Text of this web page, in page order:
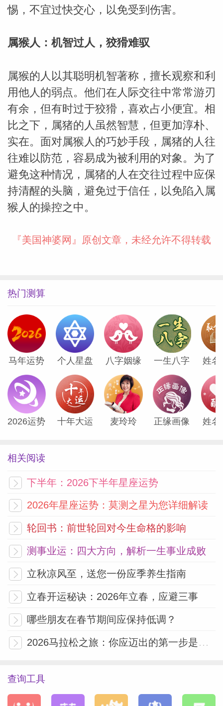
惕，不宜过快交心，以免受到伤害。
属猴人：机智过人，狡猾难驭
属猴的人以其聪明机智著称，擅长观察和利
用他人的弱点。他们在人际交往中常常游刃
有余，但有时过于狡猾，喜欢占小便宜。相
比之下，属猪的人虽然智慧，但更加淳朴、
实在。面对属猴人的巧妙手段，属猪的人往
往难以防范，容易成为被利用的对象。为了
避免这种情况，属猪的人在交往过程中应保
持清醒的头脑，避免过于信任，以免陷入属
猴人的操控之中。
『美国神婆网』原创文章，未经允许不得转载
热门测算
马年运势 个人星盘 八字姻缘 一生八字 姓名
2026运势 十年大运 麦玲玲 正缘画像 姓名
相关阅读
下半年：2026下半年星座运势
2026年星座运势：莫测之星为您详细解读
轮回书：前世轮回对今生命格的影响
测事业运：四大方向，解析一生事业成败
立秋凉风至，送您一份应季养生指南
立春开运秘诀：2026年立春，应避三事
哪些朋友在春节期间应保持低调？
2026马拉松之旅：你应迈出的第一步是什么？
查询工具